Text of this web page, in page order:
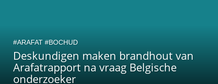
Deskundigen maken brandhout van
Arafatrapport na vraag Belgische
onderzoeker
ARAFAT BOCHUD